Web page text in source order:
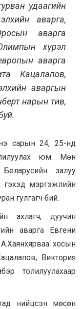
удаагийн
аварга,
аварга
хүрэл
аварга
Кацалапов,
аваргын
нарын тив,
сарын 24, 25-нд
юм. Мөн
залуу
гэхэд мэргэжлийн
гулгагч бий.
ахлагч, дуучин
аварга Евгени
хосын
Виктория
толилуулахаар
нийцсэн мөсөн